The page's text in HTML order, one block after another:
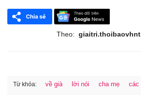
Theo:
Từ khóa: về già lời nói cha mẹ các